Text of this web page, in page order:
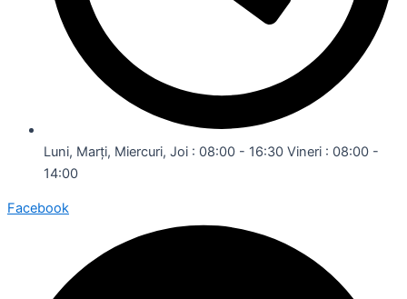
Luni, Marți, Miercuri, Joi : 08:00 - 16:30 Vineri : 08:00 -
14:00
Facebook